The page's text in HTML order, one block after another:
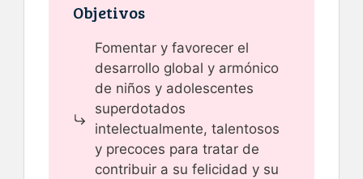
Objetivos
Fomentar y favorecer el
desarrollo global y armónico
de niños y adolescentes
superdotados
intelectualmente, talentosos
y precoces para tratar de
contribuir a su felicidad y su